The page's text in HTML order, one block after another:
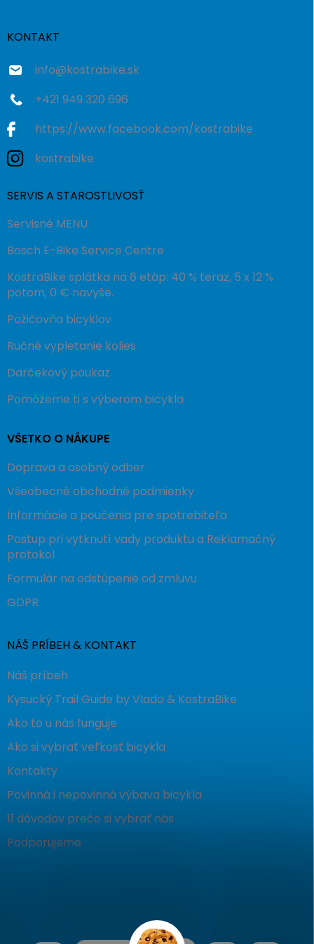
KONTAKT
info@kostrabike.sk
+421 949 320 696
https://www.facebook.com/kostrabike
kostrabike
SERVIS A STAROSTLIVOSŤ
Servisné MENU
Bosch E-Bike Service Centre
KostraBike splátka na 6 etáp: 40 % teraz, 5 x 12 %
potom, 0 € navyše.
Požičovňa bicyklov
Ručné vypletanie kolies
Darčekový poukaz
Pomôžeme ti s výberom bicykla
VŠETKO O NÁKUPE
Doprava a osobný odber
Všeobecné obchodné podmienky
Informácie a poučenia pre spotrebiteľa
Postup pri vytknutí vady produktu a Reklamačný
protokol
Formulár na odstúpenie od zmluvu
GDPR
NÁŠ PRÍBEH & KONTAKT
Náš príbeh
Kysucký Trail Guide by Vlado & KostraBike
Ako to u nás funguje
Ako si vybrať veľkosť bicykla
Kontakty
Povinná i nepovinná výbava bicykla
11 dôvodov prečo si vybrať nás
Podporujeme